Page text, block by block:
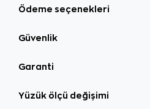
Ödeme seçenekleri
Güvenlik
Garanti
Yüzük ölçü değişimi